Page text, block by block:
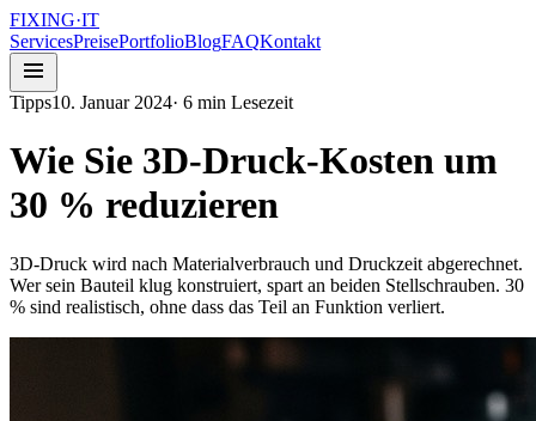
FIXING·IT
ServicesPreisePortfolioBlogFAQKontakt
Tipps10. Januar 2024· 6 min Lesezeit
Wie Sie 3D-Druck-Kosten um
30 % reduzieren
3D-Druck wird nach Materialverbrauch und Druckzeit abgerechnet.
Wer sein Bauteil klug konstruiert, spart an beiden Stellschrauben. 30
% sind realistisch, ohne dass das Teil an Funktion verliert.